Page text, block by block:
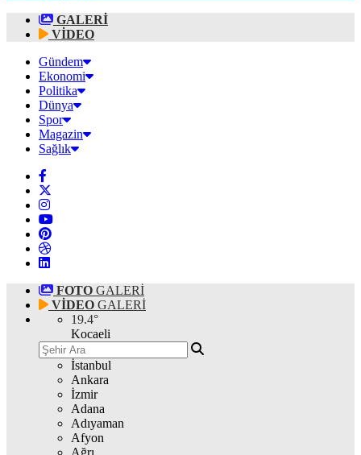
GALERİ
VİDEO
Gündem
Ekonomi
Politika
Dünya
Spor
Magazin
Sağlık
FOTO GALERİ
VİDEO GALERİ
19.4°
Kocaeli
İstanbul
Ankara
İzmir
Adana
Adıyaman
Afyon
Ağrı